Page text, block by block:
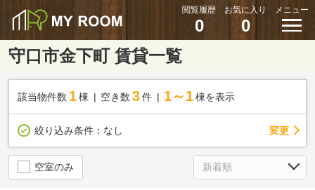
閲覧履歴
0
お気に入り
0
メニュー
守口市金下町 賃貸一覧
該当物件数 1棟 空き数 3 件 1～1 棟を表示
絞り込み条件： なし 変更
空室のみ